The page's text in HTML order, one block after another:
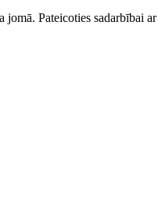
Pateicoties sadarbībai